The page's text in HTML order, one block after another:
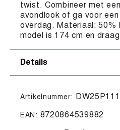
twist. Combineer met
avondlook of ga voor
overdag. Materiaal: 50%
model is 174 cm en
Details
Artikelnummer: DW25P111
EAN: 8720864539882